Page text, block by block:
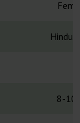
Hindu
8-10